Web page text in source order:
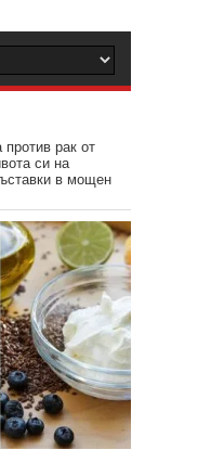
против рак от
си на
в мощен